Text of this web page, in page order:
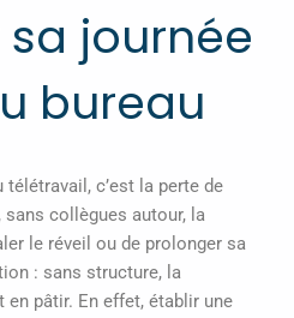
journée
bureau
télétravail, c’est la perte de
sans collègues autour, la
le réveil ou de prolonger sa
: sans structure, la
pâtir. En effet, établir une